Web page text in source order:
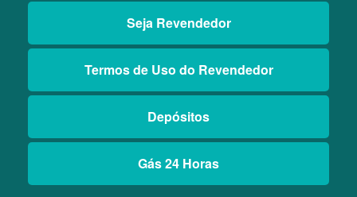
Seja Revendedor
Termos de Uso do Revendedor
Depósitos
Gás 24 Horas